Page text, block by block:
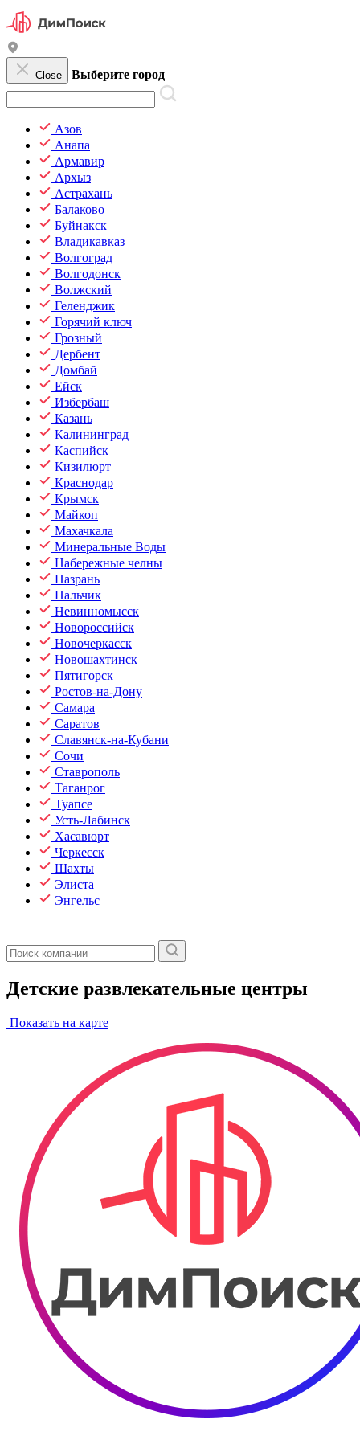
Close Выберите город
Азов
Анапа
Армавир
Архыз
Астрахань
Балаково
Буйнакск
Владикавказ
Волгоград
Волгодонск
Волжский
Геленджик
Горячий ключ
Грозный
Дербент
Домбай
Ейск
Избербаш
Казань
Калининград
Каспийск
Кизилюрт
Краснодар
Крымск
Майкоп
Махачкала
Минеральные Воды
Набережные челны
Назрань
Нальчик
Невинномысск
Новороссийск
Новочеркасск
Новошахтинск
Пятигорск
Ростов-на-Дону
Самара
Саратов
Славянск-на-Кубани
Сочи
Ставрополь
Таганрог
Туапсе
Усть-Лабинск
Хасавюрт
Черкесск
Шахты
Элиста
Энгельс
Детские развлекательные центры
Показать на карте